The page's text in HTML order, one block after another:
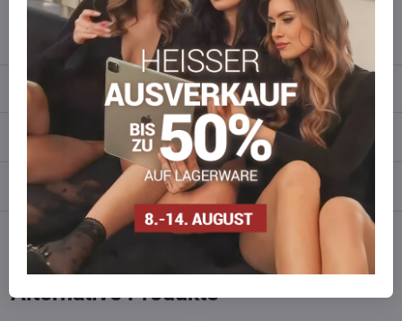
info​​@everlady​​.eu
Beschreibung
Bewertungen
Diskussion 0
Facebook Reddit WhatsApp
Alternative Produkte